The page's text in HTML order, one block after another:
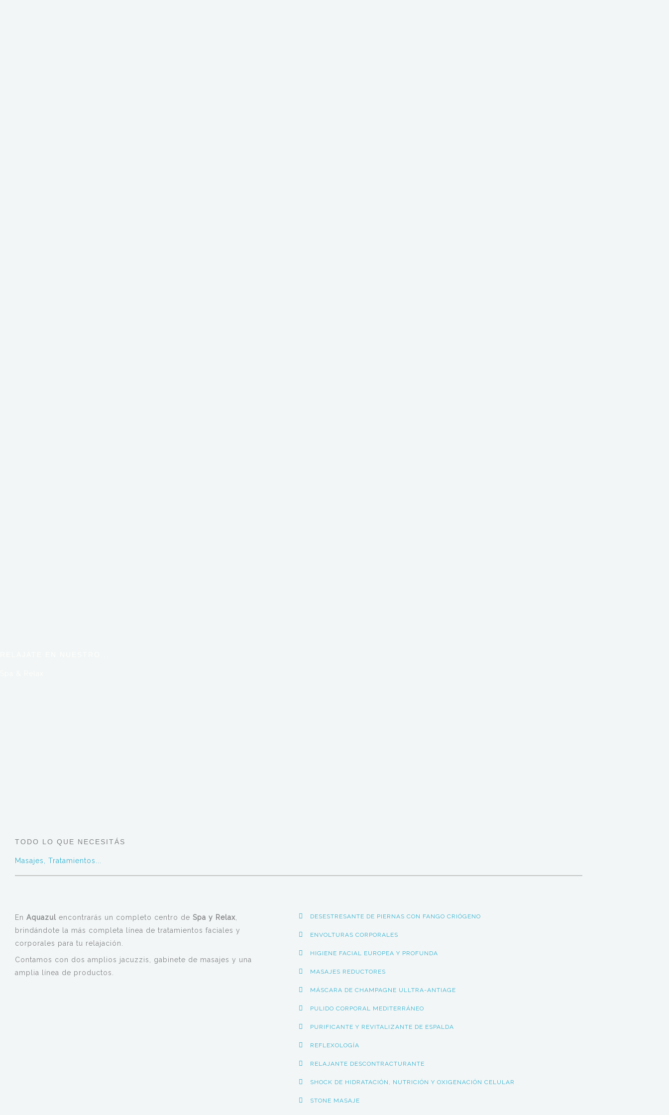
TODO LO QUE NECESITÁS
Masajes, Tratamientos...
En Aquazul encontrarás un completo centro de Spa y Relax
brindándote la más completa línea de tratamientos faciales y
corporales para tu relajación.
Contamos con dos amplios jacuzzis, gabinete de masajes y una
amplia línea de productos.
DESESTRESANTE DE PIERNAS CON FANGO CRIÓGENO
ENVOLTURAS CORPORALES
HIGIENE FACIAL EUROPEA Y PROFUNDA
MASAJES REDUCTORES
MÁSCARA DE CHAMPAGNE ULLTRA-ANTIAGE
PULIDO CORPORAL MEDITERRÁNEO
PURIFICANTE Y REVITALIZANTE DE ESPALDA
REFLEXOLOGÍA
RELAJANTE DESCONTRACTURANTE
SHOCK DE HIDRATACIÓN, NUTRICIÓN Y OXIGENACIÓN CELULAR
STONE MASAJE